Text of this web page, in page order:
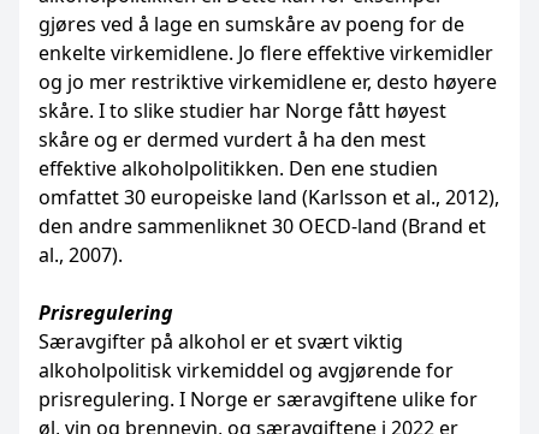
gjøres ved å lage en sumskåre av poeng for de
enkelte virkemidlene. Jo flere effektive virkemidler
og jo mer restriktive virkemidlene er, desto høyere
skåre. I to slike studier har Norge fått høyest
skåre og er dermed vurdert å ha den mest
effektive alkoholpolitikken. Den ene studien
omfattet 30 europeiske land (Karlsson et al., 2012),
den andre sammenliknet 30 OECD-land (Brand et
al., 2007).
Prisregulering
Særavgifter på alkohol er et svært viktig
alkoholpolitisk virkemiddel og avgjørende for
prisregulering. I Norge er særavgiftene ulike for
øl, vin og brennevin, og særavgiftene i 2022 er